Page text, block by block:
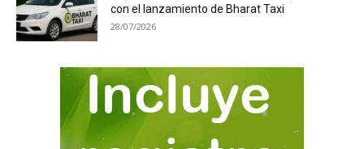
con el lanzamiento de Bharat Taxi
28/07/2026